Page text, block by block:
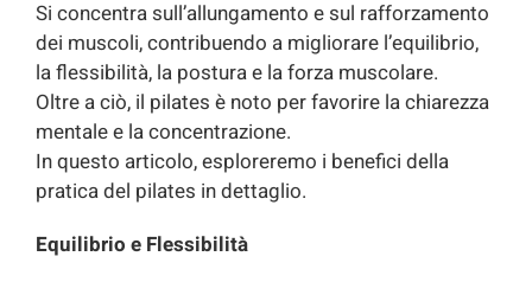
Si concentra sull’allungamento e sul rafforzamento
dei muscoli, contribuendo a migliorare l’equilibrio,
la flessibilità, la postura e la forza muscolare.
Oltre a ciò, il pilates è noto per favorire la chiarezza
mentale e la concentrazione.
In questo articolo, esploreremo i benefici della
pratica del pilates in dettaglio.
Equilibrio e Flessibilità